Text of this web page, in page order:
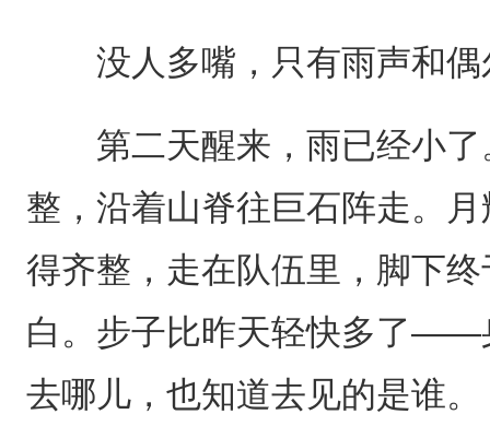
没人多嘴，只有雨声和偶
第二天醒来，雨已经小了
整，沿着山脊往巨石阵走。
得齐整，走在队伍里，脚下
白。步子比昨天轻快多了——
去哪儿，也知道去见的是谁。